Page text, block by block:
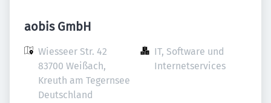
aobis GmbH
Wiesseer Str. 42
83700 Weißach,
Kreuth am Tegernsee
Deutschland
IT, Software und
Internetservices